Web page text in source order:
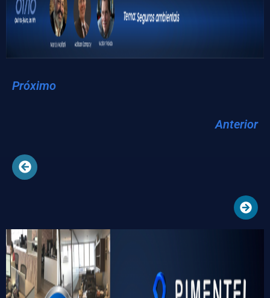
Próximo
Anterior